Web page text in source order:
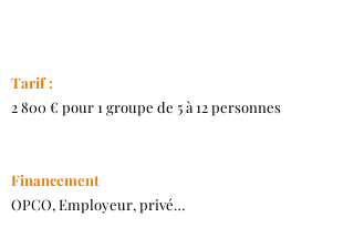
Tarif :
2 800 € pour 1 groupe de 5 à 12 personnes
Financement
OPCO, Employeur, privé…